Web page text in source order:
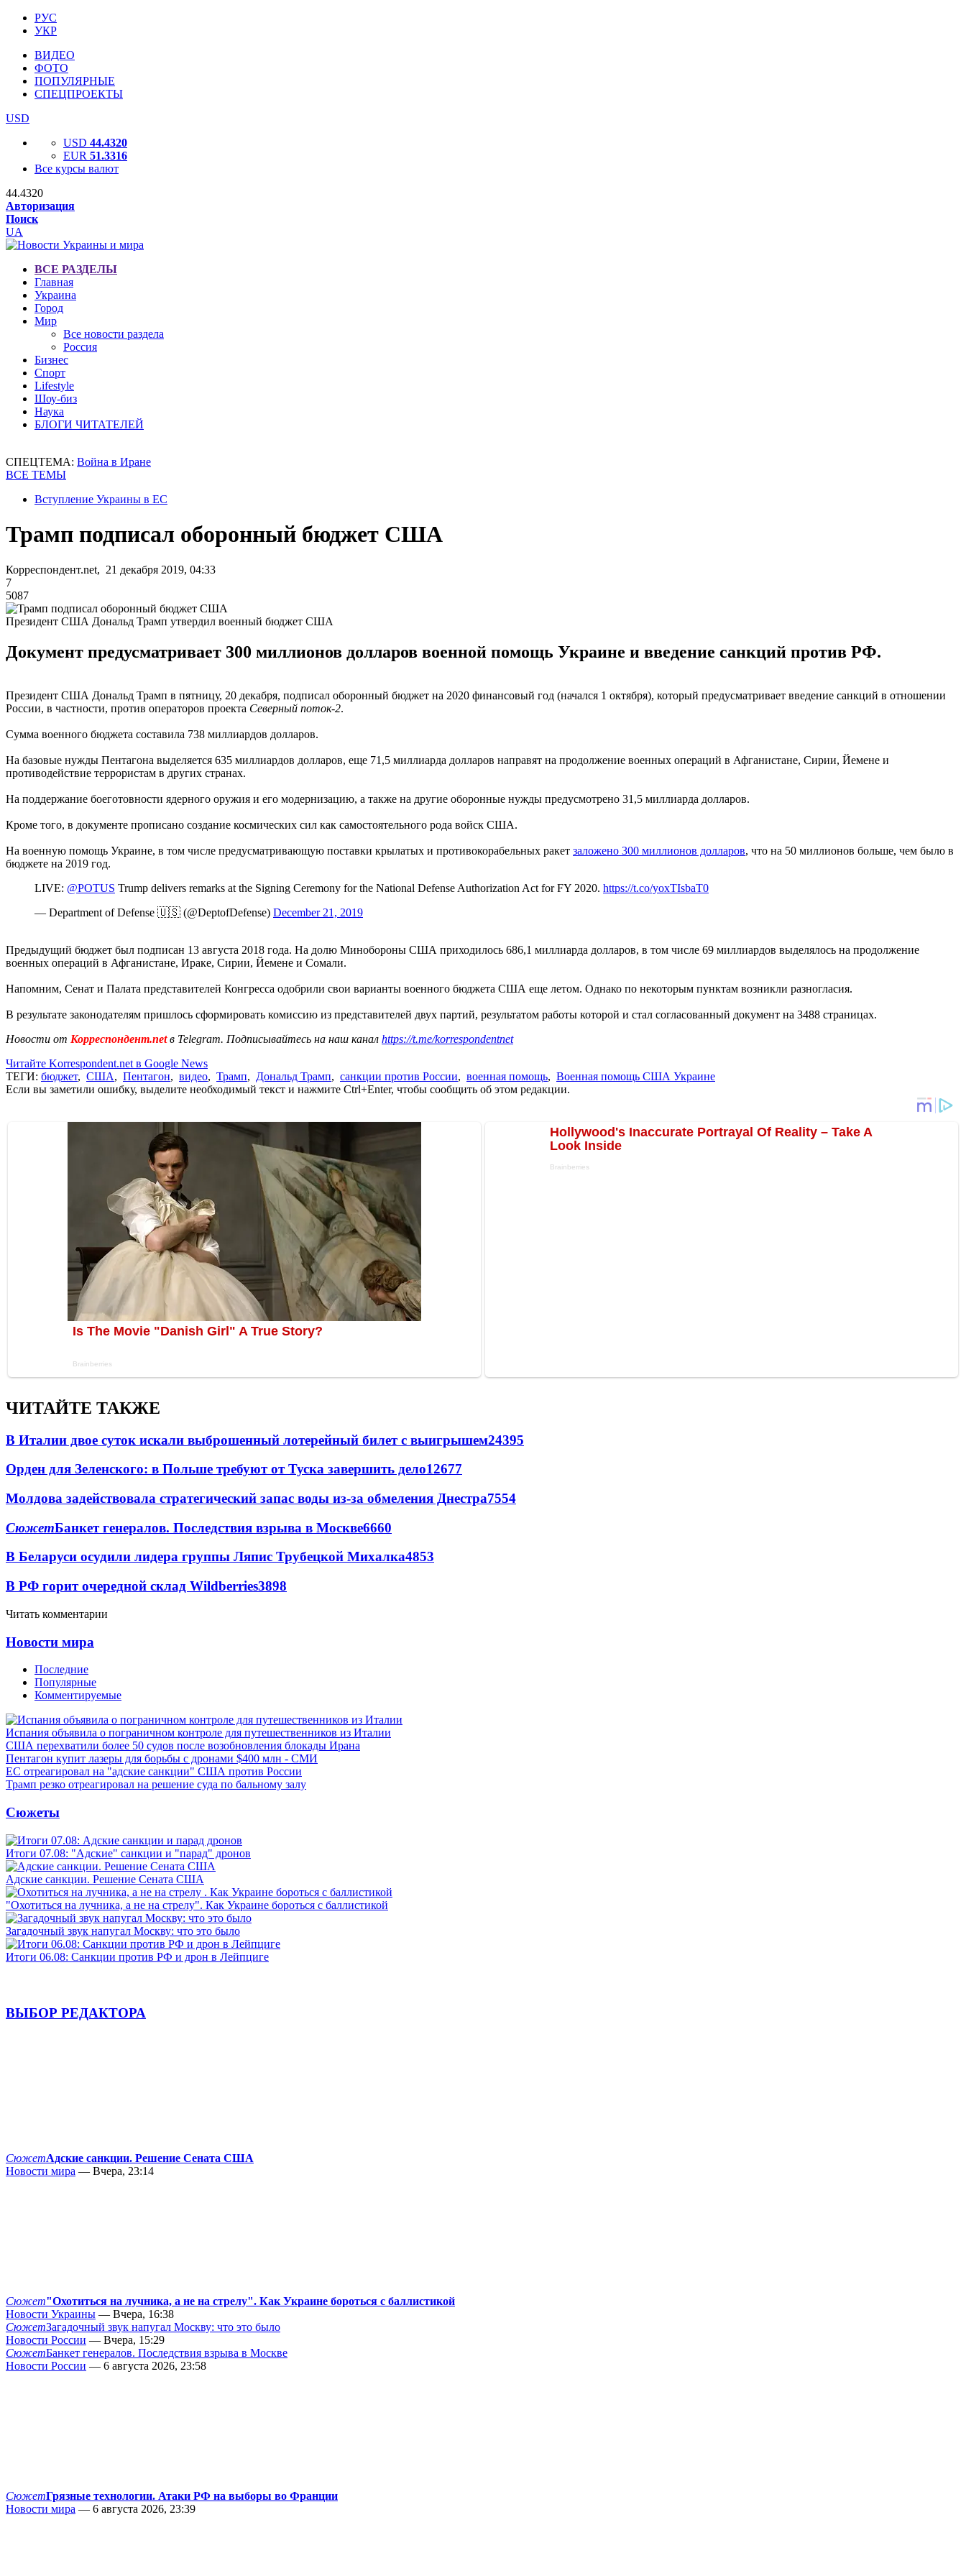
РУС
УКР
ВИДЕО
ФОТО
ПОПУЛЯРНЫЕ
СПЕЦПРОЕКТЫ
USD
USD 44.4320
EUR 51.3316
Все курсы валют
44.4320
Авторизация
Поиск
UA
ВСЕ РАЗДЕЛЫ
Главная
Украина
Город
Мир
Все новости раздела
Россия
Бизнес
Спорт
Lifestyle
Шоу-биз
Наука
БЛОГИ ЧИТАТЕЛЕЙ
СПЕЦТЕМА: Война в Иране
ВСЕ ТЕМЫ
Вступление Украины в ЕС
Трамп подписал оборонный бюджет США
Корреспондент.net, 21 декабря 2019, 04:33
7
5087
Президент США Дональд Трамп утвердил военный бюджет США
Документ предусматривает 300 миллионов долларов военной помощь Украине и введение санкций против РФ.
Президент США Дональд Трамп в пятницу, 20 декабря, подписал оборонный бюджет на 2020 финансовый год (начался 1 октября), который предусматривает введение санкций в отношении
России, в частности, против операторов проекта Северный поток-2.
Сумма военного бюджета составила 738 миллиардов долларов.
На базовые нужды Пентагона выделяется 635 миллиардов долларов, еще 71,5 миллиарда долларов направят на продолжение военных операций в Афганистане, Сирии, Йемене и
противодействие террористам в других странах.
На поддержание боеготовности ядерного оружия и его модернизацию, а также на другие оборонные нужды предусмотрено 31,5 миллиарда долларов.
Кроме того, в документе прописано создание космических сил как самостоятельного рода войск США.
На военную помощь Украине, в том числе предусматривающую поставки крылатых и противокорабельных ракет заложено 300 миллионов долларов, что на 50 миллионов больше, чем было в
бюджете на 2019 год.
LIVE: @POTUS Trump delivers remarks at the Signing Ceremony for the National Defense Authorization Act for FY 2020. https://t.co/yoxTIsbaT0
— Department of Defense 🇺🇸 (@DeptofDefense) December 21, 2019
Предыдущий бюджет был подписан 13 августа 2018 года. На долю Минобороны США приходилось 686,1 миллиарда долларов, в том числе 69 миллиардов выделялось на продолжение
военных операций в Афганистане, Ираке, Сирии, Йемене и Сомали.
Напомним, Сенат и Палата представителей Конгресса одобрили свои варианты военного бюджета США еще летом. Однако по некоторым пунктам возникли разногласия.
В результате законодателям пришлось сформировать комиссию из представителей двух партий, результатом работы которой и стал согласованный документ на 3488 страницах.
Новости от Корреспондент.netв Telegram. Подписывайтесь на наш канал https://t.me/korrespondentnet
Читайте Korrespondent.net в Google News
ТЕГИ: бюджет, США, Пентагон, видео, Трамп, Дональд Трамп, санкции против России, военная помощь, Военная помощь США Украине
Если вы заметили ошибку, выделите необходимый текст и нажмите Ctrl+Enter, чтобы сообщить об этом редакции.
ЧИТАЙТЕ ТАКЖЕ
В Италии двое суток искали выброшенный лотерейный билет с выигрышем24395
Орден для Зеленского: в Польше требуют от Туска завершить дело12677
Молдова задействовала стратегический запас воды из-за обмеления Днестра7554
СюжетБанкет генералов. Последствия взрыва в Москве6660
В Беларуси осудили лидера группы Ляпис Трубецкой Михалка4853
В РФ горит очередной склад Wildberries3898
Читать комментарии
Новости мира
Последние
Популярные
Комментируемые
Испания объявила о пограничном контроле для путешественников из Италии
США перехватили более 50 судов после возобновления блокады Ирана
Пентагон купит лазеры для борьбы с дронами $400 млн - СМИ
ЕС отреагировал на "адские санкции" США против России
Трамп резко отреагировал на решение суда по бальному залу
Сюжеты
Итоги 07.08: "Адские" санкции и "парад" дронов
Адские санкции. Решение Сената США
"Охотиться на лучника, а не на стрелу". Как Украине бороться с баллистикой
Загадочный звук напугал Москву: что это было
Итоги 06.08: Санкции против РФ и дрон в Лейпциге
ВЫБОР РЕДАКТОРА
СюжетАдские санкции. Решение Сената США
Новости мира — Вчера, 23:14
Сюжет"Охотиться на лучника, а не на стрелу". Как Украине бороться с баллистикой
Новости Украины — Вчера, 16:38
СюжетЗагадочный звук напугал Москву: что это было
Новости России — Вчера, 15:29
СюжетБанкет генералов. Последствия взрыва в Москве
Новости России — 6 августа 2026, 23:58
СюжетГрязные технологии. Атаки РФ на выборы во Франции
Новости мира — 6 августа 2026, 23:39